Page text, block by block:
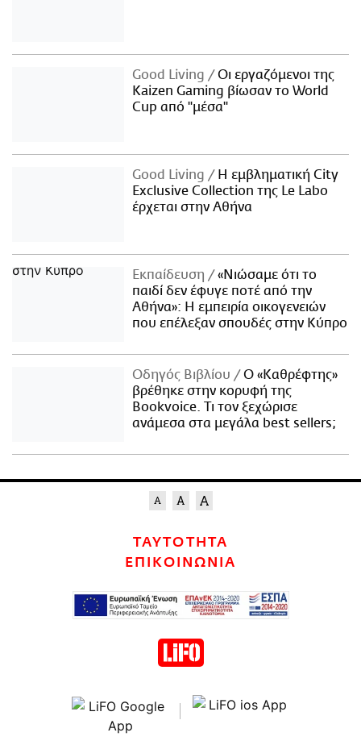
Good Living
Οι εργαζόμενοι της
Kaizen Gaming βίωσαν το World
Cup από "μέσα"
Good Living
Η εμβληματική City
Exclusive Collection της Le Labo
έρχεται στην Αθήνα
Εκπαίδευση
«Νιώσαμε ότι το
παιδί δεν έφυγε ποτέ από την
Αθήνα»: Η εμπειρία οικογενειών
που επέλεξαν σπουδές στην Κύπρο
Οδηγός Βιβλίου
Ο «Καθρέφτης»
βρέθηκε στην κορυφή της
Bookvoice. Τι τον ξεχώρισε
ανάμεσα στα μεγάλα best sellers;
ΤΑΥΤΟΤΗΤΑ
ΕΠΙΚΟΙΝΩΝΙΑ